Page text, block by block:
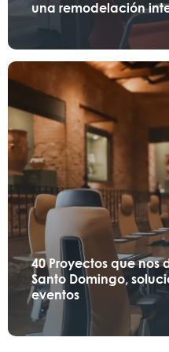
una remodelación
40 Proyectos que nos
Santo Domingo,
eventos